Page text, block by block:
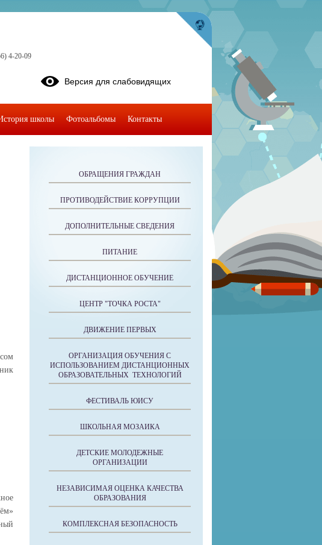
ОБРАЩЕНИЯ ГРАЖДАН
ПРОТИВОДЕЙСТВИЕ КОРРУПЦИИ
ДОПОЛНИТЕЛЬНЫЕ СВЕДЕНИЯ
ПИТАНИЕ
ДИСТАНЦИОННОЕ ОБУЧЕНИЕ
ЦЕНТР "ТОЧКА РОСТА"
ДВИЖЕНИЕ ПЕРВЫХ
ОРГАНИЗАЦИЯ ОБУЧЕНИЯ С
ИСПОЛЬЗОВАНИЕМ ДИСТАНЦИОННЫХ
ОБРАЗОВАТЕЛЬНЫХ ТЕХНОЛОГИЙ
ФЕСТИВАЛЬ ЮИСУ
ШКОЛЬНАЯ МОЗАИКА
ДЕТСКИЕ МОЛОДЕЖНЫЕ
ОРГАНИЗАЦИИ
НЕЗАВИСИМАЯ ОЦЕНКА КАЧЕСТВА
ОБРАЗОВАНИЯ
КОМПЛЕКСНАЯ БЕЗОПАСНОСТЬ
4-20-09
Версия для слабовидящих
школы Фотоальбомы Контакты